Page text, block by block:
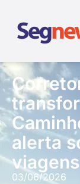
alerta
viagens
03/06/2026